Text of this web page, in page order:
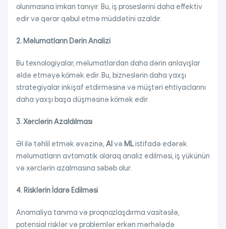
olunmasına imkan tanıyır. Bu, iş proseslərini daha effektiv
edir və qərar qəbul etmə müddətini azaldır.
2. Məlumatların Dərin Analizi
Bu texnologiyalar, məlumatlardan daha dərin anlayışlar
əldə etməyə kömək edir. Bu, bizneslərin daha yaxşı
strategiyalar inkişaf etdirməsinə və müştəri ehtiyaclarını
daha yaxşı başa düşməsinə kömək edir.
3. Xərclərin Azaldılması
Əl ilə təhlil etmək əvəzinə,AI və MListifadə edərək
məlumatların avtomatik olaraq analiz edilməsi, iş yükünün
və xərclərin azalmasına səbəb olur.
4. Risklərin İdarə Edilməsi
Anomaliya tanıma və proqnozlaşdırma vasitəsilə,
potensial risklər və problemlər erkən mərhələdə